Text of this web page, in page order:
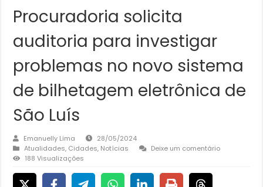
Procuradoria solicita
auditoria para investigar
problemas no novo sistema
de bilhetagem eletrônica de
São Luís
Emanuelly Lima
28/05/2024
Atualidades, Cidades, Notícias
Deixe um comentário
188 Visualizações